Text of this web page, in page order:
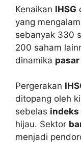
Kenaikan IHSG
yang
sebanyak 330
200 saham
dinamika pasar
Pergerakan
ditopang oleh
sebelas indeks
hijau. Sektor
menjadi